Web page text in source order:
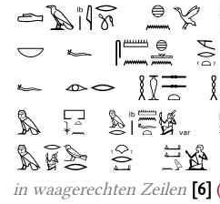
in waagerechten Zeilen 6